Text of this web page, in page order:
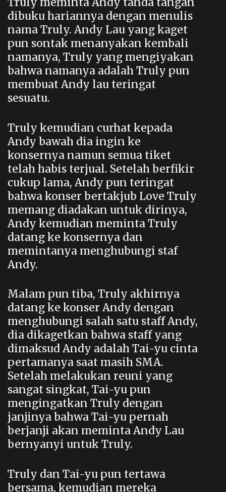
dibuku hariannya dengan menulis
nama Truly. Andy Lau yang kaget
pun sontak menanyakan kembali
namanya, Truly yang mengiyakan
bahwa namanya adalah Truly pun
membuat Andy lau teringat
sesuatu.
Truly kemudian curhat kepada
Andy bawah dia ingin ke
konsernya namun semua tiket
telah habis terjual. Setelah berfikir
cukup lama, Andy pun teringat
bahwa konser bertakjub Love Truly
memang diadakan untuk dirinya,
Andy kemudian meminta Truly
datang ke konsernya dan
memintanya menghubungi staf
Andy.
Malam pun tiba, Truly akhirnya
datang ke konser Andy dengan
menghubungi salah satu staff Andy,
dia dikagetkan bahwa staff yang
dimaksud Andy adalah Tai-yu cinta
pertamanya saat masih SMA.
Setelah melakukan reuni yang
sangat singkat, Tai-yu pun
mengingatkan Truly dengan
janjinya bahwa Tai-yu pernah
berjanji akan meminta Andy Lau
bernyanyi untuk Truly.
Truly dan Tai-yu pun tertawa
bersama, kemudian mereka